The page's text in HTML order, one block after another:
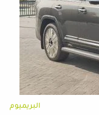
البريميوم